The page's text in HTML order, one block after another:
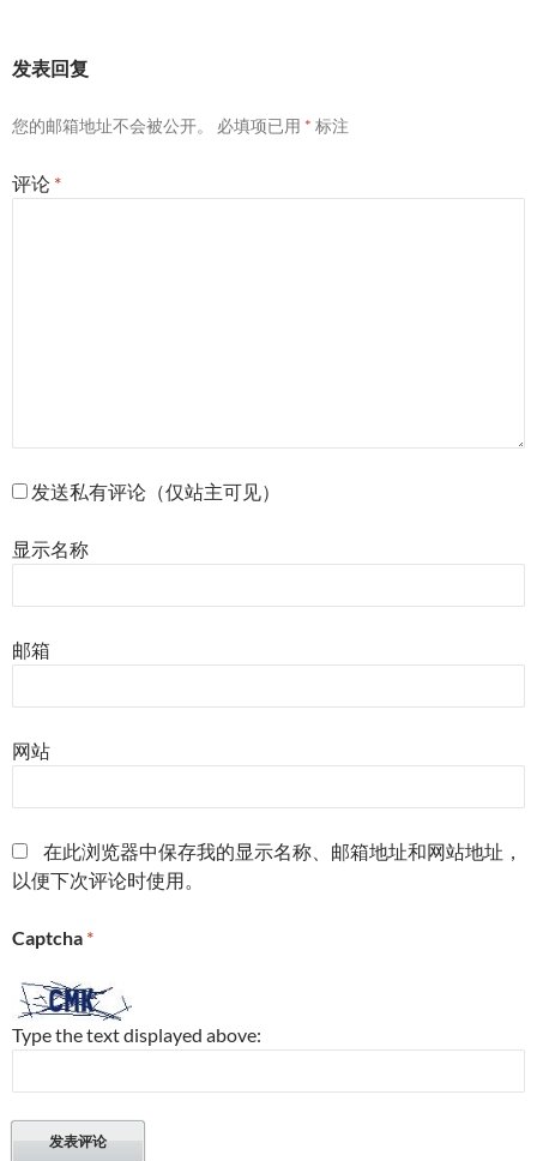
发表回复
您的邮箱地址不会被公开。 必填项已用 * 标注
评论 *
发送私有评论（仅站主可见）
显示名称
邮箱
网站
在此浏览器中保存我的显示名称、邮箱地址和网站地址，
以便下次评论时使用。
Captcha *
Type the text displayed above: